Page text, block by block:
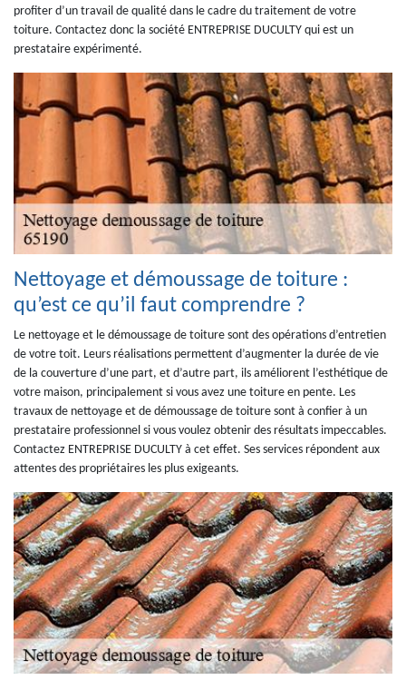
profiter d’un travail de qualité dans le cadre du traitement de votre
toiture. Contactez donc la société ENTREPRISE DUCULTY qui est un
prestataire expérimenté.
Nettoyage et démoussage de toiture :
qu’est ce qu’il faut comprendre ?
Le nettoyage et le démoussage de toiture sont des opérations d’entretien
de votre toit. Leurs réalisations permettent d’augmenter la durée de vie
de la couverture d’une part, et d’autre part, ils améliorent l’esthétique de
votre maison, principalement si vous avez une toiture en pente. Les
travaux de nettoyage et de démoussage de toiture sont à confier à un
prestataire professionnel si vous voulez obtenir des résultats impeccables.
Contactez ENTREPRISE DUCULTY à cet effet. Ses services répondent aux
attentes des propriétaires les plus exigeants.